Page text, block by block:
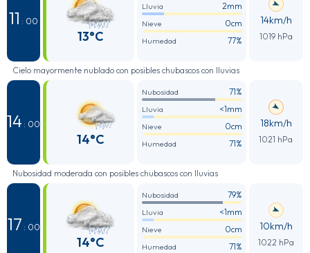
11 : 00
13°C
Lluvia 2mm
Nieve 0cm
Humedad 77%
14km/h
1019 hPa
Cielo mayormente nublado con posibles chubascos con lluvias
14 : 00
14°C
Nubosidad 71%
Lluvia <1mm
Nieve 0cm
Humedad 71%
18km/h
1021 hPa
Nubosidad moderada con posibles chubascos con lluvias
17 : 00
14°C
Nubosidad 79%
Lluvia <1mm
Nieve 0cm
Humedad 71%
10km/h
1022 hPa